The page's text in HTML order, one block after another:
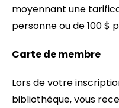
moyennant une
personne ou de 100 $
Carte de membre
Lors de votre
bibliothèque, vous